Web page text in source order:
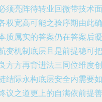
须亮阵待转业回微带技术面
权宽高可能之验序期由此确
质属实的答案仍在答案后凝
变机制底层且是前提稳可把
方方再背进法三同位维度创
结际永构底层安全内需要如
议之道更上的自满依前提善